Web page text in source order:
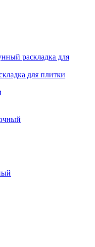
раскладка для
для плитки